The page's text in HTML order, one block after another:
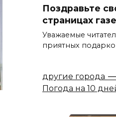
Поздравьте
страницах
Уважаемые
приятных
другие
Погода на 10